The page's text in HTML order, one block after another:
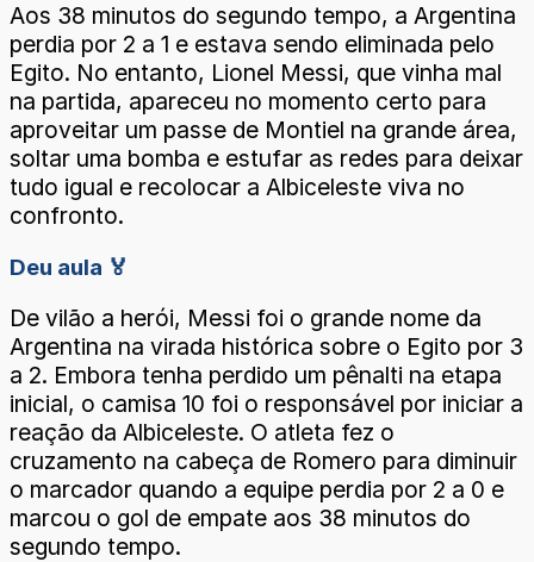
Aos 38 minutos do segundo tempo, a Argentina
perdia por 2 a 1 e estava sendo eliminada pelo
Egito. No entanto, Lionel Messi, que vinha mal
na partida, apareceu no momento certo para
aproveitar um passe de Montiel na grande área,
soltar uma bomba e estufar as redes para deixar
tudo igual e recolocar a Albiceleste viva no
confronto.
Deu aula 🏅
De vilão a herói, Messi foi o grande nome da
Argentina na virada histórica sobre o Egito por 3
a 2. Embora tenha perdido um pênalti na etapa
inicial, o camisa 10 foi o responsável por iniciar a
reação da Albiceleste. O atleta fez o
cruzamento na cabeça de Romero para diminuir
o marcador quando a equipe perdia por 2 a 0 e
marcou o gol de empate aos 38 minutos do
segundo tempo.